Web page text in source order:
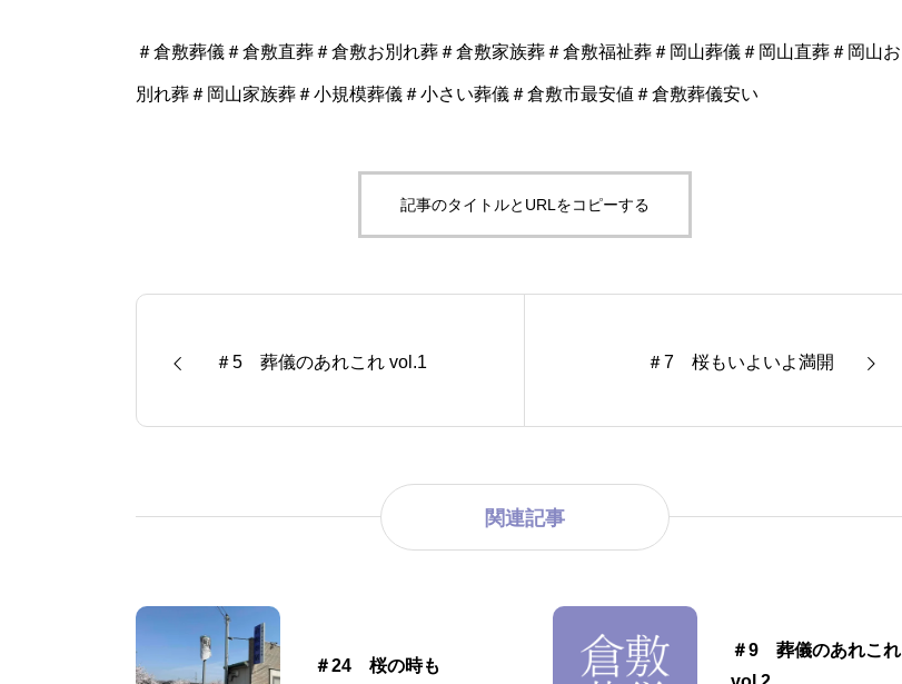
＃倉敷葬儀＃倉敷直葬＃倉敷お別れ葬＃倉敷家族葬＃倉敷福祉葬＃岡山葬儀＃岡山直葬＃岡山お
別れ葬＃岡山家族葬＃小規模葬儀＃小さい葬儀＃倉敷市最安値＃倉敷葬儀安い
記事のタイトルとURLをコピーする
＃5 葬儀のあれこれ vol.1 ＃7 桜もいよいよ満開
関連記事
＃24 桜の時も
＃9 葬儀のあれこれ